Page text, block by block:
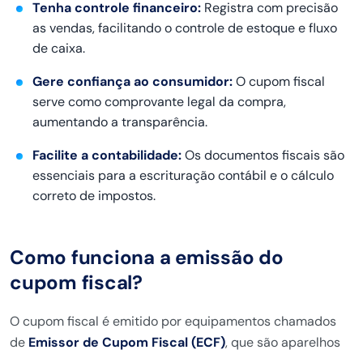
Tenha controle financeiro: Registra com precisão
as vendas, facilitando o controle de estoque e fluxo
de caixa.
Gere confiança ao consumidor:O cupom fiscal
serve como comprovante legal da compra,
aumentando a transparência.
Facilite a contabilidade:Os documentos fiscais são
essenciais para a escrituração contábil e o cálculo
correto de impostos.
Como funciona a emissão do
cupom fiscal?
O cupom fiscal é emitido por equipamentos chamados
de Emissor de Cupom Fiscal (ECF), que são aparelhos